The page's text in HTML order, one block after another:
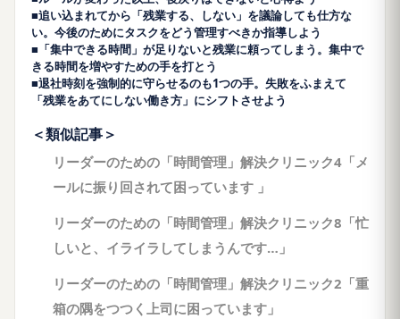
■追い込まれてから「残業する、しない」を議論しても仕方な
い。今後のためにタスクをどう管理すべきか指導しよう
■「集中できる時間」が足りないと残業に頼ってしまう。集中で
きる時間を増やすための手を打とう
■退社時刻を強制的に守らせるのも1つの手。失敗をふまえて
「残業をあてにしない働き方」にシフトさせよう
＜類似記事＞
リーダーのための「時間管理」解決クリニック4「メ
ールに振り回されて困っています 」
リーダーのための「時間管理」解決クリニック8「忙
しいと、イライラしてしまうんです…」
リーダーのための「時間管理」解決クリニック2「重
箱の隅をつつく上司に困っています」